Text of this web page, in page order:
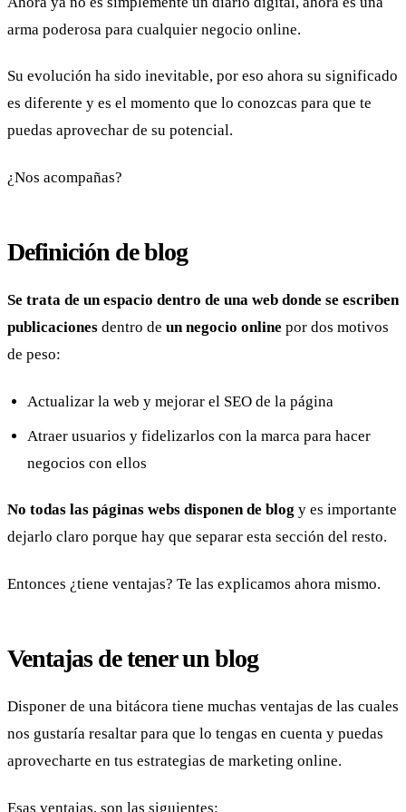
arma poderosa para cualquier negocio online.
Su evolución ha sido inevitable, por eso ahora su significado
es diferente y es el momento que lo conozcas para que te
puedas aprovechar de su potencial.
¿Nos acompañas?
Definición de blog
Se trata de un espacio dentro de una web donde se escriben
publicaciones dentro de un negocio online por dos motivos
de peso:
Actualizar la web y mejorar el SEO de la página
Atraer usuarios y fidelizarlos con la marca para hacer
negocios con ellos
No todas las páginas webs disponen de blog y es importante
dejarlo claro porque hay que separar esta sección del resto.
Entonces ¿tiene ventajas? Te las explicamos ahora mismo.
Ventajas de tener un blog
Disponer de una bitácora tiene muchas ventajas de las cuales
nos gustaría resaltar para que lo tengas en cuenta y puedas
aprovecharte en tus estrategias de marketing online.
Esas ventajas, son las siguientes: